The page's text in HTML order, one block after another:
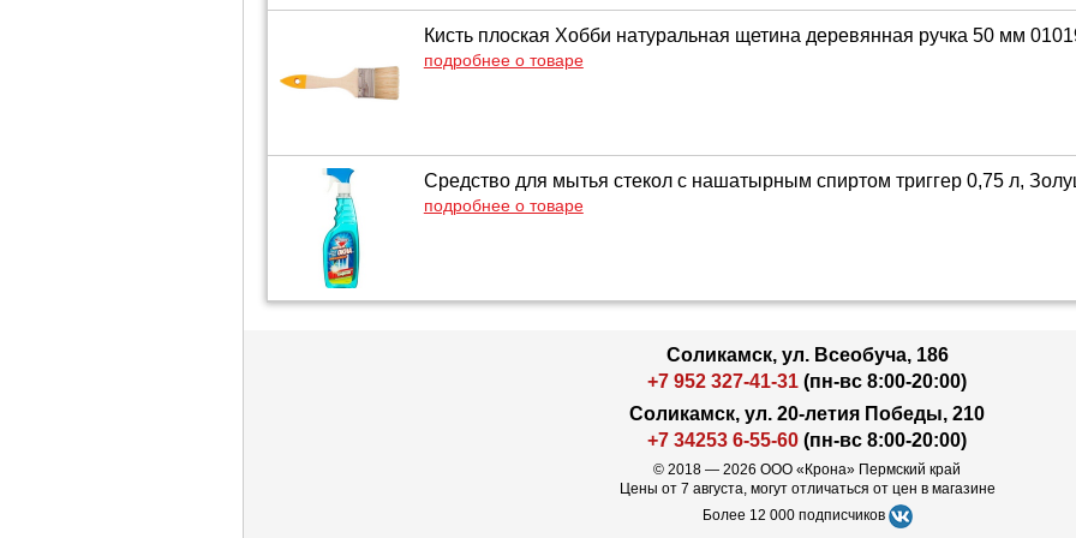
Кисть плоская Хобби натуральная щетина деревянная ручка 50 мм
подробнее о товаре
Средство для мытья стекол с нашатырным спиртом триггер 0,75 л,
подробнее о товаре
Соликамск, ул. Всеобуча, 186
+7 952 327-41-31 (пн-вс 8:00-20:00)
Соликамск, ул. 20-летия Победы, 210
+7 34253 6-55-60 (пн-вс 8:00-20:00)
© 2018 — 2026 ООО «Крона» Пермский край
Цены от 7 августа, могут отличаться от цен в магазине
Более 12 000 подписчиков